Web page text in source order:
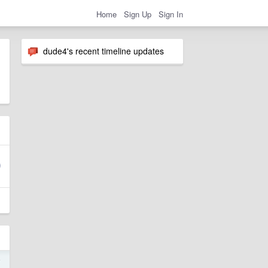
Home Sign Up Sign In
dude4's recent timeline updates